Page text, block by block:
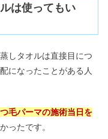
は使ってもい
しタオルは直接目につ
になったことがある人
毛パーマの施術当日を
ったです。